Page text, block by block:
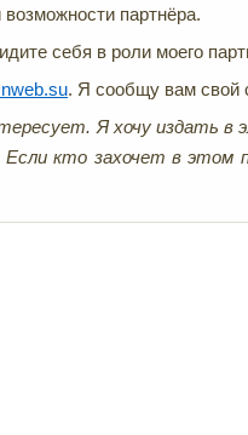
партнёра.
себя в роли моего
. Я сообщу вам свой
Я хочу издать в
Если кто захочет в этом